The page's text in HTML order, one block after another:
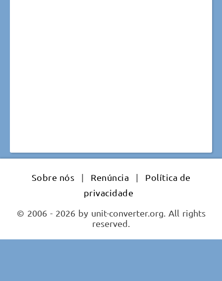
Sobre nós | Renúncia |
Política de
privacidade
© 2006 - 2026 by unit-converter.org. All rights
reserved.